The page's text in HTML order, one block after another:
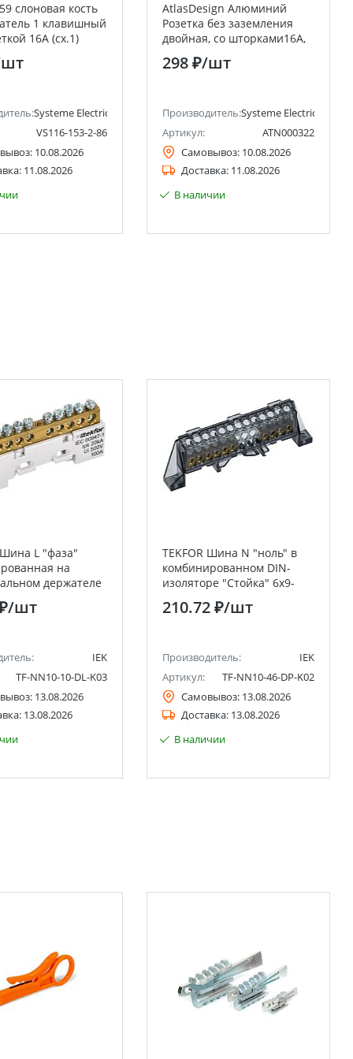
слоновая кость
1 клавишный
16А (сх.1)
Systeme Electric (ранее Schneider Electric)
VS116-153-2-86
10.08.2026
11.08.2026
AtlasDesign Алюминий
Розетка без заземления
двойная, со шторками16А,
(в сборе с рамкой) Systeme
Electric (Schneider Electric)
298 ₽/шт
Производитель:Systeme Electric
Артикул:
ATN000322
Самовывоз: 10.08.2026
Доставка: 11.08.2026
В наличии
Шина L "фаза"
на
держателе
IEK
/шт
IEK
TF-NN10-10-DL-K03
13.08.2026
13.08.2026
TEKFOR Шина N "ноль" в
комбинированном DIN-
изоляторе "Стойка" 6х9-
(4+6)-Ч IEK
210.72 ₽/шт
Производитель:
IEK
Артикул:
TF-NN10-46-DP-K02
Самовывоз: 13.08.2026
Доставка: 13.08.2026
В наличии